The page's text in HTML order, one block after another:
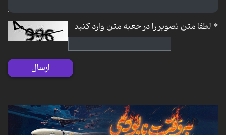
*لطفا متن تصویر را در جعبه متن وارد کنید
ارسال